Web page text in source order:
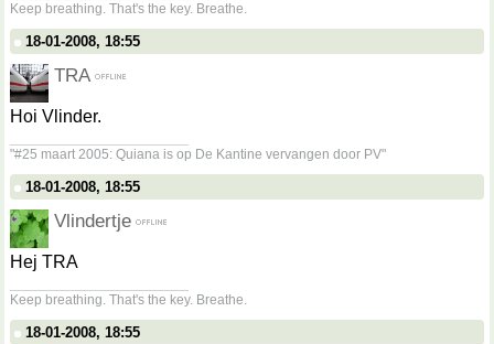
Keep breathing. That's the key. Breathe.
18-01-2008, 18:55
TRA
Hoi Vlinder.
"#25 maart 2005: Quiana is op De Kantine vervangen door PV"
18-01-2008, 18:55
Vlindertje
Hej TRA
Keep breathing. That's the key. Breathe.
18-01-2008, 18:55